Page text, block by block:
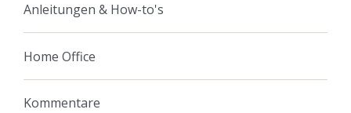
Anleitungen & How-to's
Home Office
Kommentare